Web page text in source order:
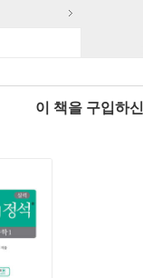
이 책을 구입하